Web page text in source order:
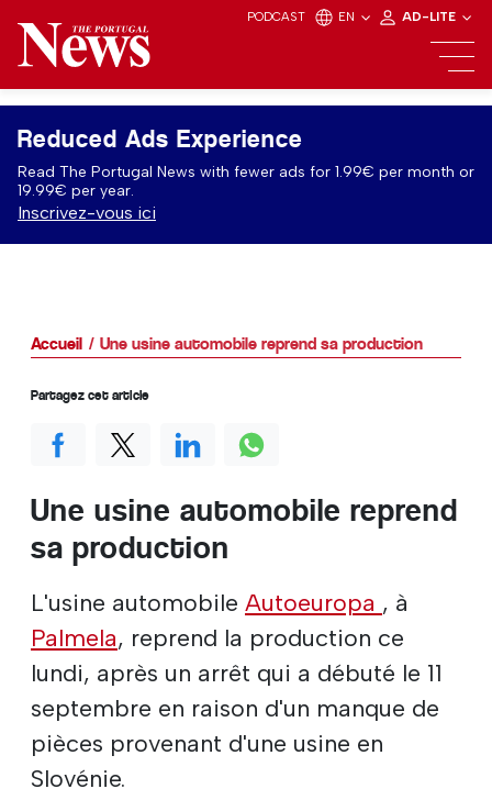
PODCAST EN AD-LITE
Reduced Ads Experience
Read The Portugal News with fewer ads for 1.99€ per month or
19.99€ per year.
Inscrivez-vous ici
Accueil Une usine automobile reprend sa production
Une usine automobile reprend
sa production
L'usine automobile Autoeuropa , à
Palmela, reprend la production ce
lundi, après un arrêt qui a débuté le 11
septembre en raison d'un manque de
pièces provenant d'une usine en
Slovénie.
Partagez cet article